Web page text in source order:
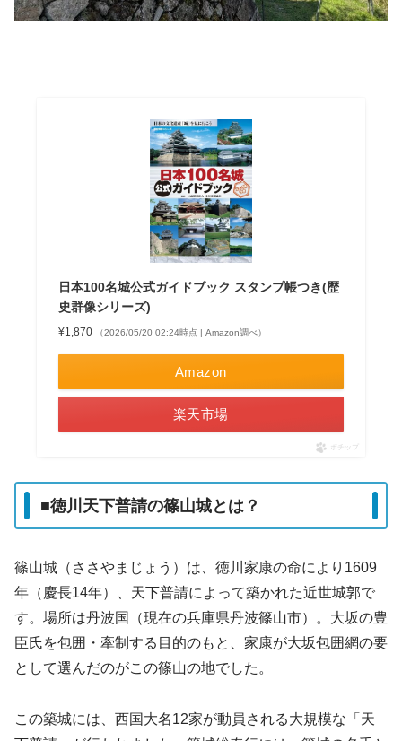
日本100名城公式ガイドブック スタンプ帳つき(歴
史群像シリーズ)
¥1,870 （2026/05/20 02:24時点 | Amazon調べ）
Amazon
楽天市場
ポチップ
■徳川天下普請の篠山城とは？
篠山城（ささやまじょう）は、徳川家康の命により1609
年（慶長14年）、天下普請によって築かれた近世城郭で
す。場所は丹波国（現在の兵庫県丹波篠山市）。大坂の豊
臣氏を包囲・牽制する目的のもと、家康が大坂包囲網の要
として選んだのがこの篠山の地でした。
この築城には、西国大名12家が動員される大規模な「天